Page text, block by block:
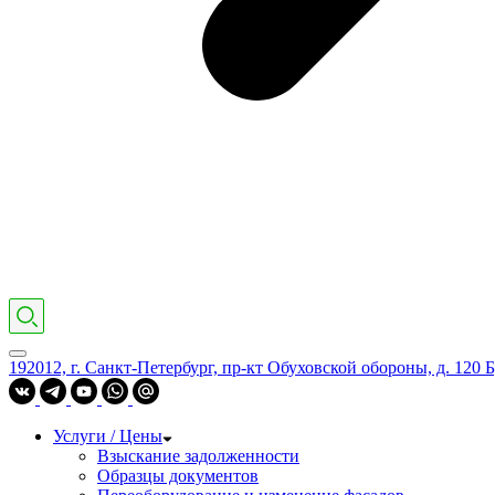
192012, г. Санкт-Петербург, пр-кт Обуховской обороны, д. 120
Услуги / Цены
Взыскание задолженности
Образцы документов